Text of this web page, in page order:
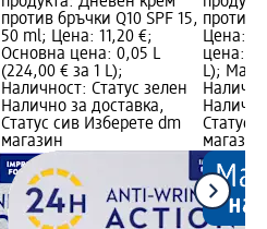
против бръчки Q10 SPF 15,
50 ml; Цена: 11,20 €;
Основна цена: 0,05 L
(224,00 € за 1 L);
Наличност: Статус зелен
Налично за доставка,
Статус сив Изберете dm
магазин
против
Цена:
цена:
L);
Статус
магазин